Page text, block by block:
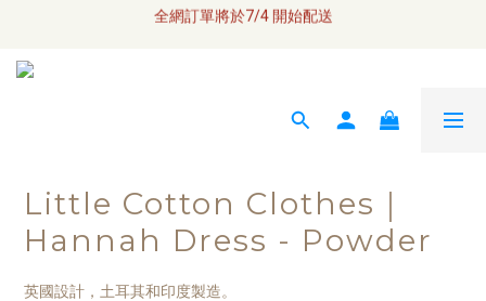
全網訂單將於7/4 開始配送
Little Cotton Clothes｜
Hannah Dress - Powder
英國設計，土耳其和印度製造。